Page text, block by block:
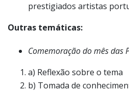
prestigiados artistas
Outras temáticas:
Comemoração do mês das
a) Reflexão sobre o tema
b) Tomada de